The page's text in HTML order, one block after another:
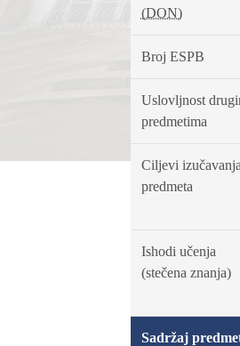
(DON)
Broj ESPB
Uslovljnost
predmetima
Ciljevi izučavanja
predmeta
Ishodi učenja
(stečena znanja)
Sadržaj